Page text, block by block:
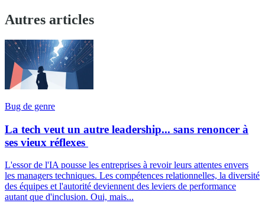
Autres articles
Bug de genre
La tech veut un autre leadership... sans renoncer à
ses vieux réflexes
L'essor de l'IA pousse les entreprises à revoir leurs attentes envers
les managers techniques. Les compétences relationnelles, la diversité
des équipes et l'autorité deviennent des leviers de performance
autant que d'inclusion. Oui, mais...